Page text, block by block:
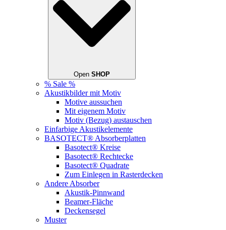
Open SHOP
% Sale %
Akustikbilder mit Motiv
Motive aussuchen
Mit eigenem Motiv
Motiv (Bezug) austauschen
Einfarbige Akustikelemente
BASOTECT® Absorberplatten
Basotect® Kreise
Basotect® Rechtecke
Basotect® Quadrate
Zum Einlegen in Rasterdecken
Andere Absorber
Akustik-Pinnwand
Beamer-Fläche
Deckensegel
Muster